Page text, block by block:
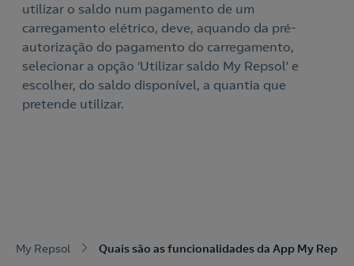
utilizar o saldo num pagamento de um
carregamento elétrico, deve, aquando da pré-
autorização do pagamento do carregamento,
selecionar a opção ‘Utilizar saldo My Repsol’ e
escolher, do saldo disponível, a quantia que
pretende utilizar.
My Repsol Quais são as funcionalidades da App My